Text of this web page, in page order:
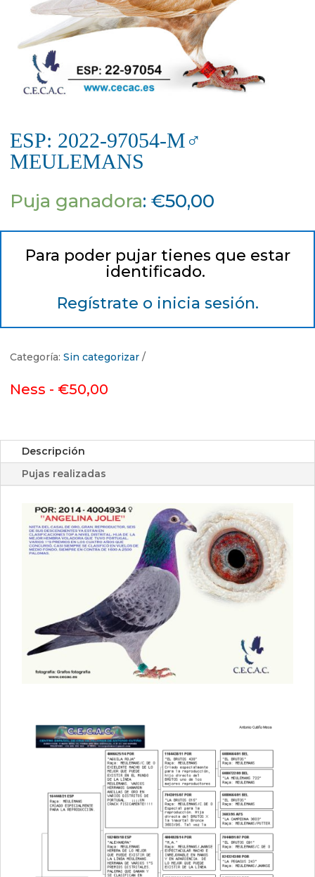
ESP: 2022-97054-M♂
MEULEMANS
Puja ganadora: €50,00
Para poder pujar tienes que estar
identificado.
Regístrate o inicia sesión.
Categoría: Sin categorizar
Ness - €50,00
Descripción
Pujas realizadas